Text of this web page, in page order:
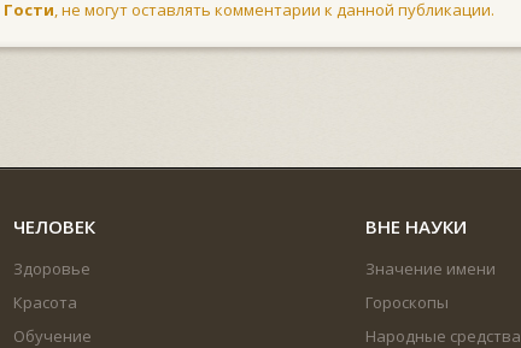
Гости, не могут оставлять комментарии к данной публикации.
ЧЕЛОВЕК
Здоровье
Красота
Обучение
ВНЕ НАУКИ
Значение имени
Гороскопы
Народные средства